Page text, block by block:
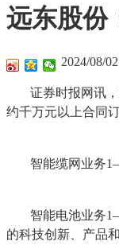
远东股份
2024/08/
证券时报网讯
约千万元以上合同
智能缆网业务
智能电池业务
的科技创新、产品